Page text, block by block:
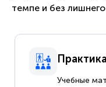
темпе и без
Учебные